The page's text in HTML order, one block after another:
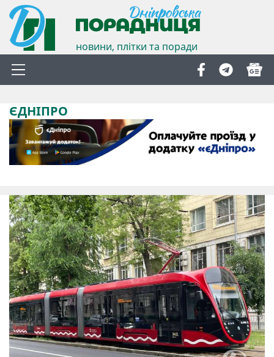
новини, плітки та поради
ЄДНІПРО